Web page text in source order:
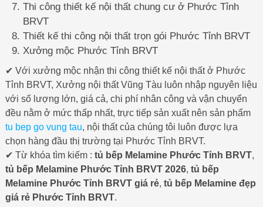
Thi công thiết kế nội thất chung cư ở Phước Tỉnh
BRVT
Thiết kế thi công nội thất trọn gói Phước Tỉnh BRVT
Xưởng mộc Phước Tỉnh BRVT
✔ Với xưởng mộc nhận thi công thiết kế nội thất ở Phước
Tỉnh BRVT, Xưởng nội thất Vũng Tàu luôn nhập nguyên liệu
với số lượng lớn, giá cả, chi phí nhân công và vận chuyển
đều nằm ở mức thấp nhất, trực tiếp sản xuất nên sản phẩm
tu bep go vung tau, nội thất của chúng tôi luôn được lựa
chọn hàng đầu thị trường tại Phước Tỉnh BRVT.
✔ Từ khóa tìm kiếm : tủ bếp Melamine Phước Tỉnh BRVT,
tủ bếp Melamine Phước Tỉnh BRVT 2026, tủ bếp
Melamine Phước Tỉnh BRVT giá rẻ, tủ bếp Melamine đẹp
giá rẻ Phước Tỉnh BRVT.